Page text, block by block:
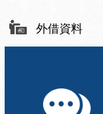
支援與服務
外借資料